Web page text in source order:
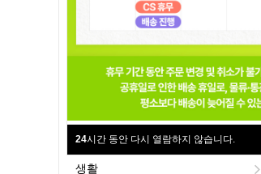
24시간 동안 다시 열람하지 않습니다.
생활
슈퍼 자라 파워 150정 3개
세트 #RK
81,000원
타무시친키 골드 30ml (3개